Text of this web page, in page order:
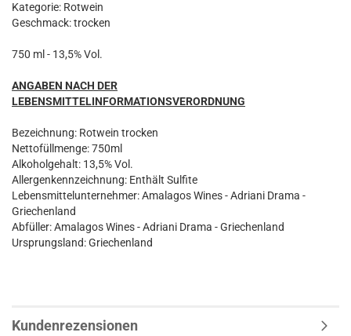
Kategorie: Rotwein
Geschmack: trocken
750 ml - 13,5% Vol.
ANGABEN NACH DER
LEBENSMITTELINFORMATIONSVERORDNUNG
Bezeichnung: Rotwein trocken
Nettofüllmenge: 750ml
Alkoholgehalt: 13,5% Vol.
Allergenkennzeichnung: Enthält Sulfite
Lebensmittelunternehmer: Amalagos Wines - Adriani Drama -
Griechenland
Abfüller: Amalagos Wines - Adriani Drama - Griechenland
Ursprungsland: Griechenland
Kundenrezensionen